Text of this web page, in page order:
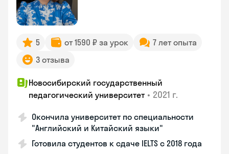
5 от 1590 ₽ за урок
7 лет опыта
3 отзыва
Новосибирский государственный
педагогический университет • 2021 г.
Окончила университет по специальности
"Английский и Китайский языки"
Готовила студентов к сдаче IELTS с 2018 года